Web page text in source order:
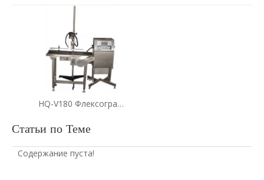
HQ-V180 Флексографская линейная печатная машина для пластика
Статьи по Теме
Содержание пуста!